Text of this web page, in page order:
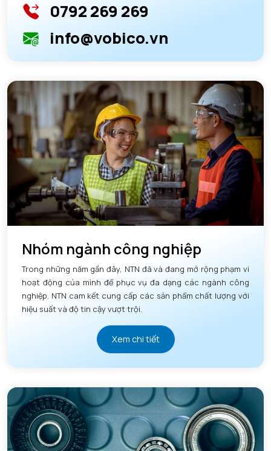
0792 269 269
info@vobico.vn
Nhóm ngành công nghiệp
Trong những năm gần đây, NTN đã và đang mở rộng phạm vi
hoạt động của mình để phục vụ đa dạng các ngành công
nghiệp. NTN cam kết cung cấp các sản phẩm chất lượng với
hiệu suất và độ tin cậy vượt trội.
Xem chi tiết